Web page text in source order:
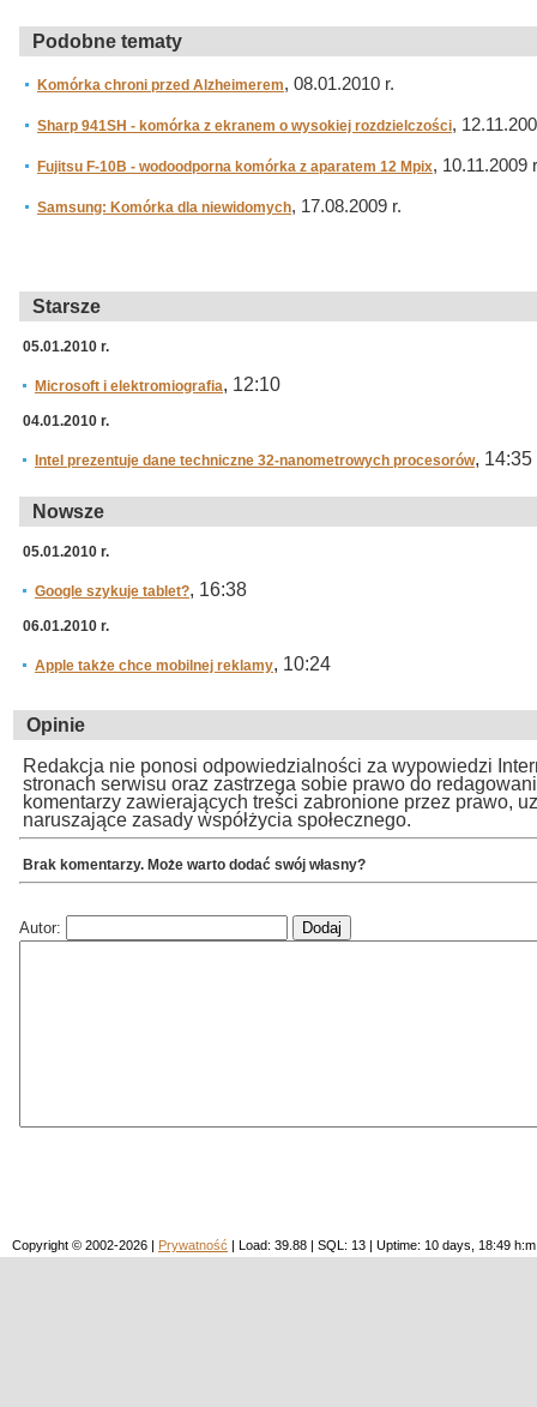
Podobne tematy
Komórka chroni przed Alzheimerem, 08.01.2010 r.
Sharp 941SH - komórka z ekranem o wysokiej rozdzielczości,
Fujitsu F-10B - wodoodporna komórka z aparatem 12 Mpix, 10.11.2009
Samsung: Komórka dla niewidomych, 17.08.2009 r.
Starsze
05.01.2010 r.
Microsoft i elektromiografia, 12:10
04.01.2010 r.
Intel prezentuje dane techniczne 32-nanometrowych procesorów, 14:35
Nowsze
05.01.2010 r.
Google szykuje tablet?, 16:38
06.01.2010 r.
Apple także chce mobilnej reklamy, 10:24
Opinie
Redakcja nie ponosi odpowiedzialności za wypowiedzi
stronach serwisu oraz zastrzega sobie prawo do
komentarzy zawierających treści zabronione przez prawo,
naruszające zasady współżycia społecznego.
Brak komentarzy. Może warto dodać swój własny?
Autor:
Copyright © 2002-2026 | Prywatność | Load: 39.88 | SQL: 13 | Uptime: 10 days, 18:49